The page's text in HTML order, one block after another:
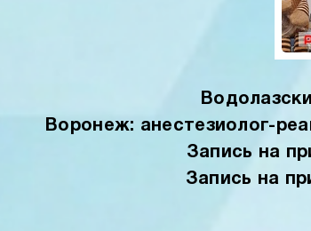
Воронеж: анестезиолог-
Запись на
Запись на